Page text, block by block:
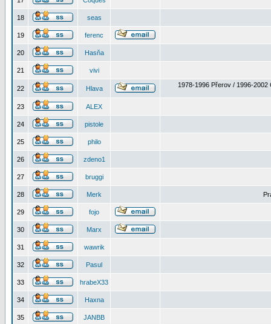
18 seas
19 ferenc
20 Hasňa
21 vivi
22 Hlava 1978-1996 Přerov / 1996-2002
23 ALEX
24 pistole
25 philo
26 zdeno1
27 bruggi
28 Merk
29 fojo
30 Marx
31 wawrik
32 Pasul
33 hrabeX33
34 Haxna
35 JANBB